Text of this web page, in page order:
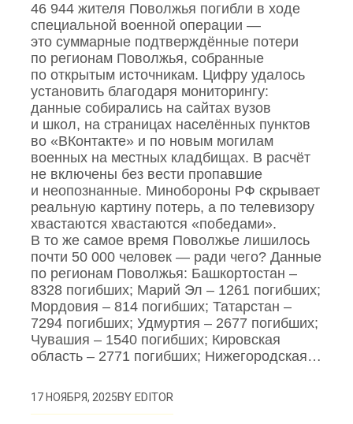
46 944 жителя Поволжья погибли в ходе
специальной военной операции —
это суммарные подтверждённые потери
по регионам Поволжья, собранные
по открытым источникам. Цифру удалось
установить благодаря мониторингу:
данные собирались на сайтах вузов
и школ, на страницах населённых пунктов
во «ВКонтакте» и по новым могилам
военных на местных кладбищах. В расчёт
не включены без вести пропавшие
и неопознанные. Минобороны РФ скрывает
реальную картину потерь, а по телевизору
хвастаются хвастаются «победами».
В то же самое время Поволжье лишилось
почти 50 000 человек — ради чего? Данные
по регионам Поволжья: Башкортостан –
8328 погибших; Марий Эл – 1261 погибших;
Мордовия – 814 погибших; Татарстан –
7294 погибших; Удмуртия – 2677 погибших;
Чувашия – 1540 погибших; Кировская
область – 2771 погибших; Нижегородская…
17 НОЯБРЯ, 2025BYEDITOR